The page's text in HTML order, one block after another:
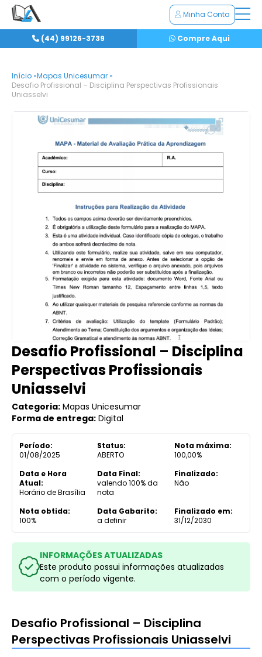
Minha Conta
(44) 99126-3739 Compre Aqui
Início »Mapas Unicesumar »
Desafio Profissional – Disciplina Perspectivas Profissionais
Uniasselvi
Desafio Profissional – Disciplina
Perspectivas Profissionais
Uniasselvi
Categoria: Mapas Unicesumar
Forma de entrega: Digital
Período:
01/08/2025
Status:
ABERTO
Nota máxima:
100,00%
Data e Hora
Atual:
Horário de Brasília
Data Final:
valendo 100% da
nota
Finalizado:
Não
Nota obtida:
100%
Data Gabarito:
a definir
Finalizado em:
31/12/2030
INFORMAÇÕES ATUALIZADAS
Este produto possui informações atualizadas
com o período vigente.
Desafio Profissional – Disciplina
Perspectivas Profissionais Uniasselvi